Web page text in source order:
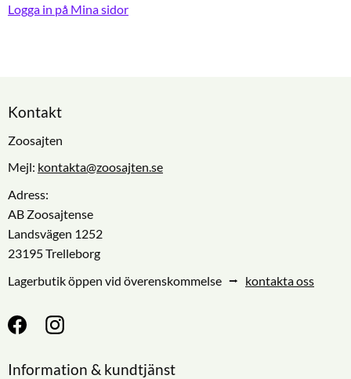
Logga in på Mina sidor
Kontakt
Zoosajten
Mejl: kontakta@zoosajten.se
Adress:
AB Zoosajtense
Landsvägen 1252
23195 Trelleborg
Lagerbutik öppen vid överenskommelse ⭢ kontakta oss
Information & kundtjänst